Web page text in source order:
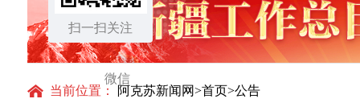
扫一扫关注
微信
产业体系” 开局
当前位置： 阿克苏新闻网>首页>公告